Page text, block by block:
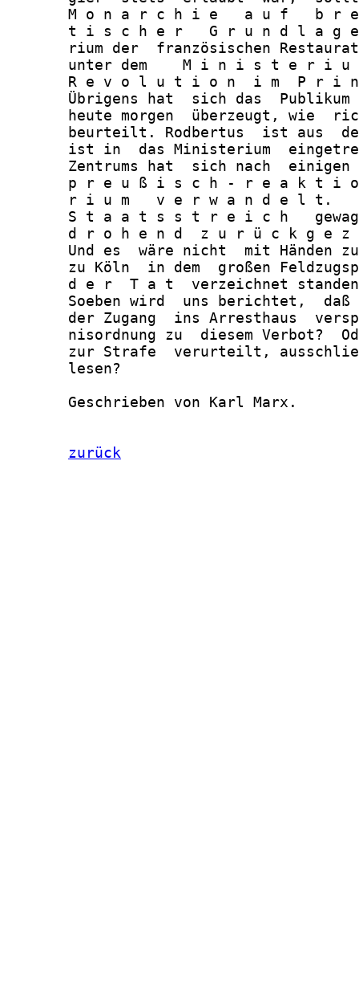
M o n a r c h i e   a u f   b r
t i s c h e r   G r u n d l a g
rium der  französischen
unter dem    M i n i s t e r i
R e v o l u t i o n  i m  P r i
Übrigens hat  sich das
heute morgen  überzeugt, wie
beurteilt. Rodbertus  ist aus
ist in  das Ministerium
Zentrums hat  sich nach
p r e u ß i s c h - r e a k t i
r i u m   v e r w a n d e l t.
S t a a t s s t r e i c h
d r o h e n d  z u r ü c k g e z
Und es  wäre nicht  mit Händen
zu Köln  in dem  großen
d e r  T a t  verzeichnet
Soeben wird  uns berichtet,
der Zugang  ins Arresthaus
nisordnung zu  diesem Verbot?
zur Strafe  verurteilt,
       lesen?
       Geschrieben von Karl Marx.
zurück